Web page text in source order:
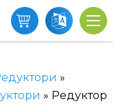
»
» Редуктор